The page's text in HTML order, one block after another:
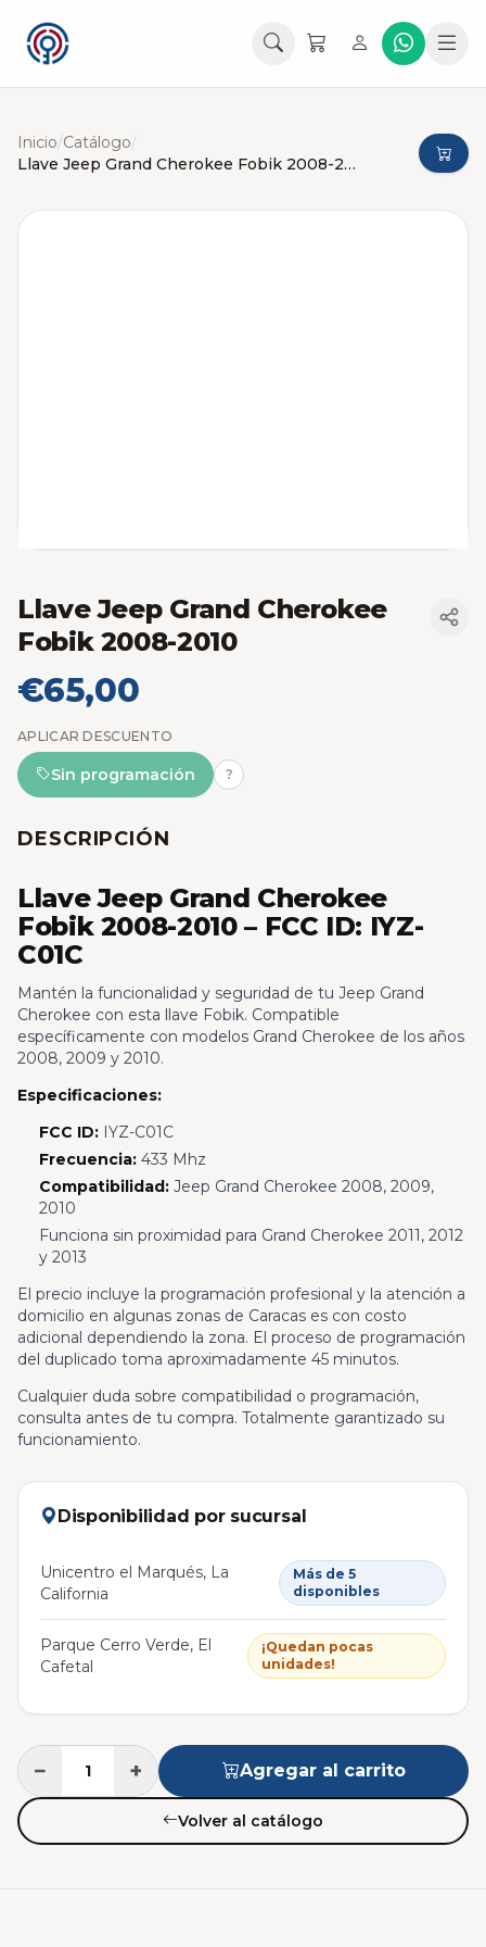
Inicio/Catálogo/
Llave Jeep Grand Cherokee Fobik 2008-2010
Llave Jeep Grand Cherokee
Fobik 2008-2010
€65,00
APLICAR DESCUENTO
Sin programación ?
DESCRIPCIÓN
Llave Jeep Grand Cherokee
Fobik 2008-2010 – FCC ID: IYZ-
C01C
Mantén la funcionalidad y seguridad de tu Jeep Grand
Cherokee con esta llave Fobik. Compatible
específicamente con modelos Grand Cherokee de los años
2008, 2009 y 2010.
Especificaciones:
FCC ID:IYZ-C01C
Frecuencia:433 Mhz
Compatibilidad:Jeep Grand Cherokee 2008, 2009,
2010
Funciona sin proximidad para Grand Cherokee 2011, 2012
y 2013
El precio incluye la programación profesional y la atención a
domicilio en algunas zonas de Caracas es con costo
adicional dependiendo la zona. El proceso de programación
del duplicado toma aproximadamente 45 minutos.
Cualquier duda sobre compatibilidad o programación,
consulta antes de tu compra. Totalmente garantizado su
funcionamiento.
Disponibilidad por sucursal
Unicentro el Marqués, La
California
Más de 5
disponibles
Parque Cerro Verde, El
Cafetal
¡Quedan pocas
unidades!
− + Agregar al carrito
Volver al catálogo